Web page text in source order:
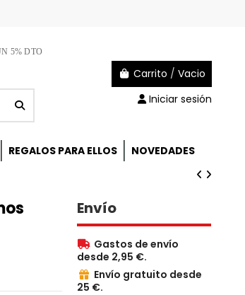
5% DTO
Carrito / Vacio
Iniciar sesión
REGALOS PARA ELLOS NOVEDADES
Envío
 Gastos de envío
desde 2,95 €.
 Envío gratuito desde
25 €.